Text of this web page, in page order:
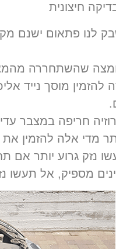
חיצונית
לנו פתאום ישנם
שהשתחררה
להזמין מוסך נייד
חריפה במצבר
מדי אלה להזמין
נזק גרוע יותר אם
מספיק, אל תעשו